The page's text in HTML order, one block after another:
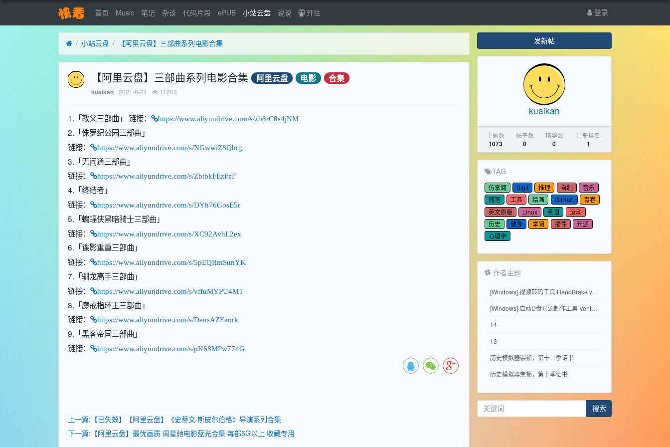
首页 Music 笔记 杂谈 代码片段 ePUB 小站云盘 说说 开往 登录
小站云盘 【阿里云盘】三部曲系列电影合集
【阿里云盘】三部曲系列电影合集 阿里云盘 电影 合集
kuaikan 2021-8-24 11203
1.「教父三部曲」 链接： https://www.aliyundrive.com/s/zb8rC8s4jNM
2.「侏罗纪公园三部曲」
链接：
https://www.aliyundrive.com/s/NGwwiZ8Qhrg
3.「无间道三部曲」
链接：
https://www.aliyundrive.com/s/ZbtbkFEzFzF
4.「终结者」
链接：
https://www.aliyundrive.com/s/DYh76GosE5r
5.「蝙蝠侠黑暗骑士三部曲」
链接：
https://www.aliyundrive.com/s/XC92AvhL2ex
6.「谍影重重三部曲」
链接：
https://www.aliyundrive.com/s/5pEQRmSunYK
7.「驯龙高手三部曲」
链接：
https://www.aliyundrive.com/s/vffuMYPU4MT
8.「魔戒指环王三部曲」
链接：
https://www.aliyundrive.com/s/DensAZEaork
9.「黑客帝国三部曲」
链接：
https://www.aliyundrive.com/s/pK68MPw774G
上一篇:【已失效】【阿里云盘】《史蒂文·斯皮尔伯格》导演系列合集
下一篇:【阿里云盘】最优画质 周星驰电影蓝光合集 每部5G以上 收藏专用
发新帖
kuaikan
主题数
1073
帖子数
0
精华数
0
注册排名
1
TAG
仿掌阅 Sigil 推理 自制
音乐
随笔
工具 绘画 GitHub
青春
英文原版
Linux 英国
运动
历史
健身 掌阅 插件
开源
心理学
作者主题
[Windows] 视频转码工具 HandBrake v1.11.2
[Windows] 启动U盘开源制作工具 Ventoy 1.1.17
14
13
历史模拟器崇祯，第十二季诏书
历史模拟器崇祯，第十季诏书
搜索